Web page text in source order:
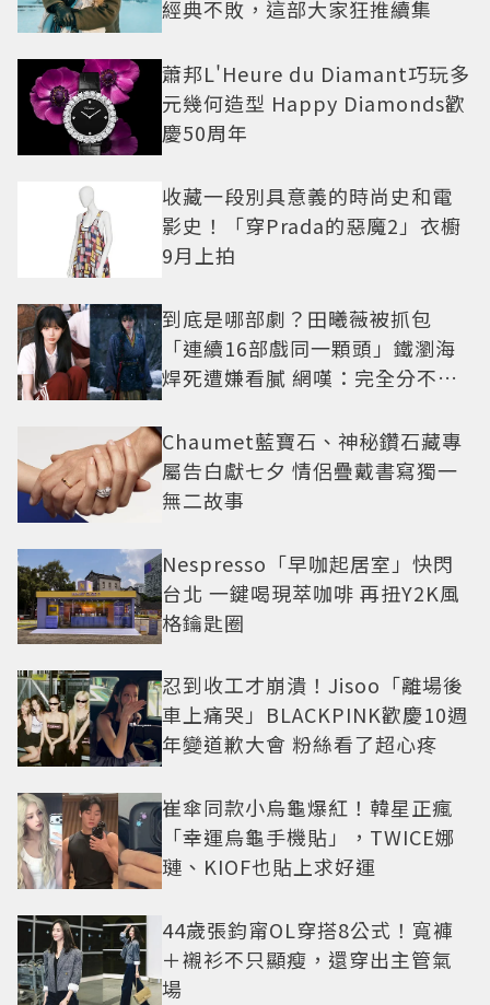
經典不敗，這部大家狂推續集
蕭邦L'Heure du Diamant巧玩多
元幾何造型 Happy Diamonds歡
慶50周年
收藏一段別具意義的時尚史和電
影史！「穿Prada的惡魔2」衣櫥
9月上拍
到底是哪部劇？田曦薇被抓包
「連續16部戲同一顆頭」鐵瀏海
焊死遭嫌看膩 網嘆：完全分不出
Chaumet藍寶石、神秘鑽石藏專
屬告白獻七夕 情侶疊戴書寫獨一
無二故事
Nespresso「早咖起居室」快閃
台北 一鍵喝現萃咖啡 再扭Y2K風
格鑰匙圈
忍到收工才崩潰！Jisoo「離場後
車上痛哭」BLACKPINK歡慶10週
年變道歉大會 粉絲看了超心疼
崔傘同款小烏龜爆紅！韓星正瘋
「幸運烏龜手機貼」，TWICE娜
璉、KIOF也貼上求好運
44歲張鈞甯OL穿搭8公式！寬褲
＋襯衫不只顯瘦，還穿出主管氣
場